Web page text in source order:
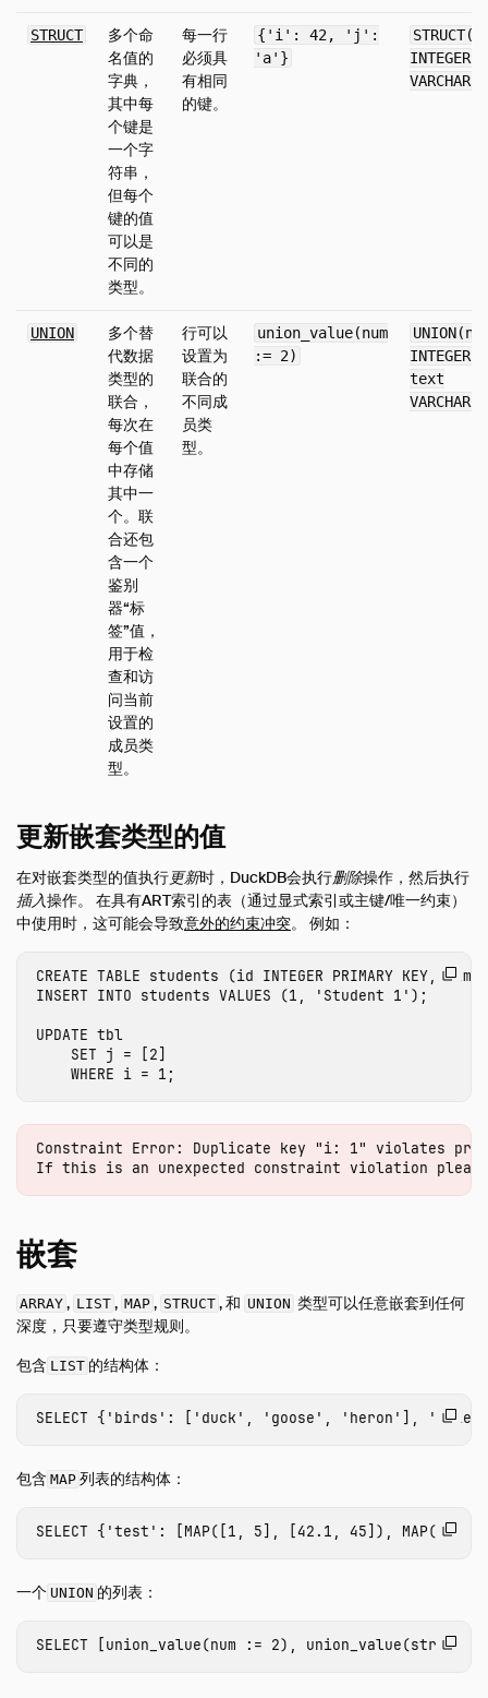
STRUCT
多个命
名值的
字典，
其中每
个键是
一个字
符串，
但每个
键的值
可以是
不同的
类型。
每一行
必须具
有相同
的键。
{'i': 42, 'j':
'a'}
STRUCT(i
VARCHAR)
UNION
多个替
代数据
类型的
联合，
每次在
每个值
中存储
其中一
个。联
合还包
含一个
鉴别
器“标
签”值，
用于检
查和访
问当前
设置的
成员类
型。
行可以
设置为
联合的
不同成
员类
型。
union_value(num
:= 2)
INTEGER,
text
VARCHAR)
更新嵌套类型的值
在对嵌套类型的值执行更新时，DuckDB会执行删除操作，然后执行
插入操作。 在具有ART索引的表（通过显式索引或主键/唯一约束）
中使用时，这可能会导致意外的约束冲突。 例如：
CREATE TABLE students (id INTEGER PRIMARY KEY,
name
INSERT INTO students VALUES (1 , 'Student 1' );
UPDATE tbl
SET j = [2]
WHERE i = 1;
Constraint Error: Duplicate key "i: 1" violates
嵌套
ARRAY , LIST , MAP , STRUCT , 和 UNION 类型可以任意嵌套到任何
深度，只要遵守类型规则。
包含 LIST 的结构体：
SELECT { 'birds' : [ 'duck' , 'goose' , 'heron' ],
包含 MAP 列表的结构体：
SELECT { 'test' : [MAP([1 , 5], [42.1 , 45]), MAP([1,
一个 UNION 的列表：
SELECT [union_value(num : = 2), union_value(str :=